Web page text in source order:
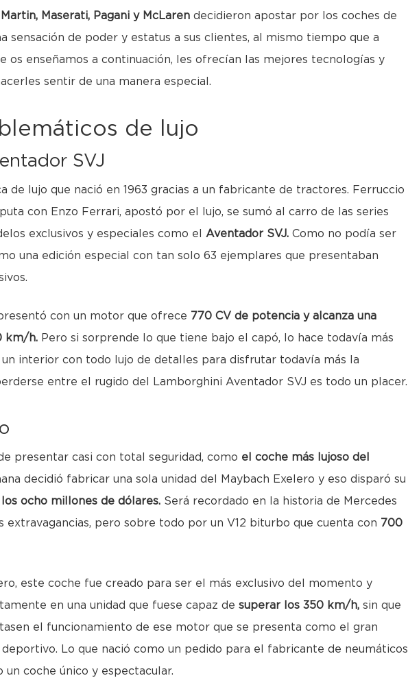
Maserati, Pagani y McLaren decidieron apostar por los coches de
sensación de poder y estatus a sus clientes, al mismo tiempo que a
os enseñamos a continuación, les ofrecían las mejores tecnologías y
sentir de una manera especial.
de lujo
SVJ
de lujo que nació en 1963 gracias a un fabricante de tractores. Ferruccio
con Enzo Ferrari, apostó por el lujo, se sumó al carro de las series
exclusivos y especiales como el Aventador SVJ. Como no podía ser
una edición especial con tan solo 63 ejemplares que presentaban
con un motor que ofrece 770 CV de potencia y alcanza una
km/h. Pero si sorprende lo que tiene bajo el capó, lo hace todavía más
interior con todo lujo de detalles para disfrutar todavía más la
entre el rugido del Lamborghini Aventador SVJ es todo un placer.
presentar casi con total seguridad, como el coche más lujoso del
decidió fabricar una sola unidad del Maybach Exelero y eso disparó su
ocho millones de dólares. Será recordado en la historia de Mercedes
extravagancias, pero sobre todo por un V12 biturbo que cuenta con 700
este coche fue creado para ser el más exclusivo del momento y
en una unidad que fuese capaz de superar los 350 km/h, sin que
el funcionamiento de ese motor que se presenta como el gran
Lo que nació como un pedido para el fabricante de neumáticos
un coche único y espectacular.